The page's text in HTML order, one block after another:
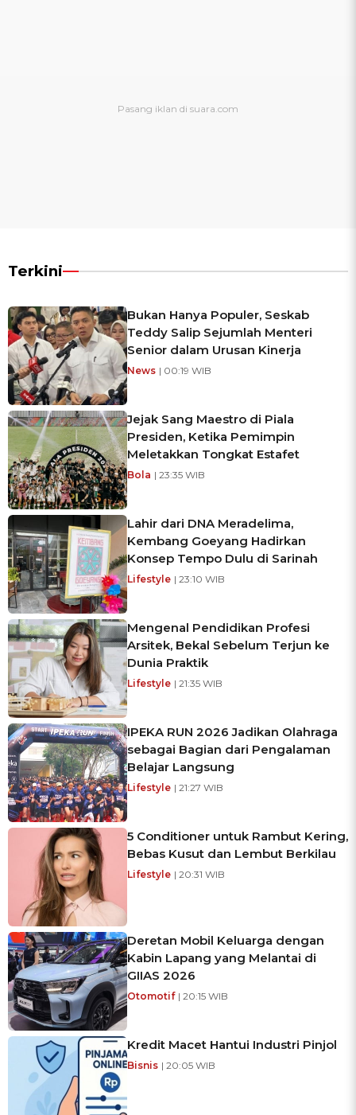
Terkini
Bukan Hanya Populer, Seskab
Teddy Salip Sejumlah Menteri
Senior dalam Urusan Kinerja
News | 00:19 WIB
Jejak Sang Maestro di Piala
Presiden, Ketika Pemimpin
Meletakkan Tongkat Estafet
Bola | 23:35 WIB
Lahir dari DNA Meradelima,
Kembang Goeyang Hadirkan
Konsep Tempo Dulu di Sarinah
Lifestyle | 23:10 WIB
Mengenal Pendidikan Profesi
Arsitek, Bekal Sebelum Terjun ke
Dunia Praktik
Lifestyle | 21:35 WIB
IPEKA RUN 2026 Jadikan Olahraga
sebagai Bagian dari Pengalaman
Belajar Langsung
Lifestyle | 21:27 WIB
5 Conditioner untuk Rambut Kering,
Bebas Kusut dan Lembut Berkilau
Lifestyle | 20:31 WIB
Deretan Mobil Keluarga dengan
Kabin Lapang yang Melantai di
GIIAS 2026
Otomotif | 20:15 WIB
Kredit Macet Hantui Industri Pinjol
Bisnis | 20:05 WIB